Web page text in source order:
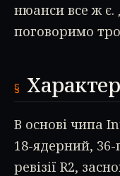
нюанси все ж
поговоримо
В основі чипа
18-ядерний,
ревізії R2,